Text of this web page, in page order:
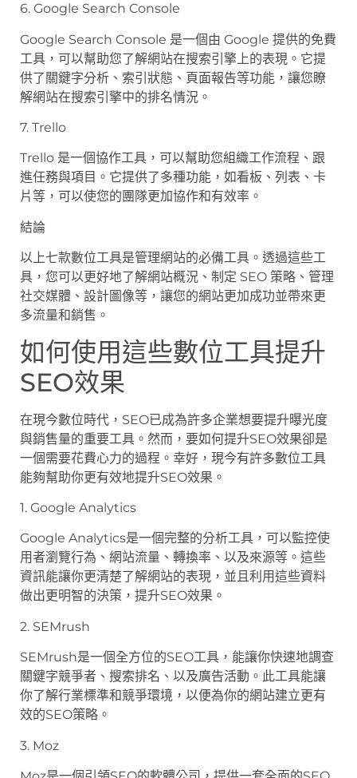
6. Google Search Console
Google Search Console 是一個由 Google 提供的免費
工具，可以幫助您了解網站在搜索引擎上的表現。它提
供了關鍵字分析、索引狀態、頁面報告等功能，讓您瞭
解網站在搜索引擎中的排名情況。
7. Trello
Trello 是一個協作工具，可以幫助您組織工作流程、跟
進任務與項目。它提供了多種功能，如看板、列表、卡
片等，可以使您的團隊更加協作和有效率。
結論
以上七款數位工具是管理網站的必備工具。透過這些工
具，您可以更好地了解網站概況、制定 SEO 策略、管理
社交媒體、設計圖像等，讓您的網站更加成功並帶來更
多流量和銷售。
如何使用這些數位工具提升
SEO效果
在現今數位時代，SEO已成為許多企業想要提升曝光度
與銷售量的重要工具。然而，要如何提升SEO效果卻是
一個需要花費心力的過程。幸好，現今有許多數位工具
能夠幫助你更有效地提升SEO效果。
1. Google Analytics
Google Analytics是一個完整的分析工具，可以監控使
用者瀏覽行為、網站流量、轉換率、以及來源等。這些
資訊能讓你更清楚了解網站的表現，並且利用這些資料
做出更明智的決策，提升SEO效果。
2. SEMrush
SEMrush是一個全方位的SEO工具，能讓你快速地調查
關鍵字競爭者、搜索排名、以及廣告活動。此工具能讓
你了解行業標準和競爭環境，以便為你的網站建立更有
效的SEO策略。
3. Moz